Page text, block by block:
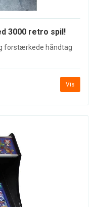
3000 retro spil!
forstærkede håndtag
Vis